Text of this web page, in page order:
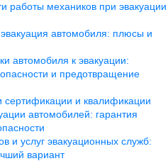
работы механиков при эвакуации
автомобиля: плюсы и
автомобиля к эвакуации:
и предотвращение
сертификации и квалификации
автомобилей: гарантия
и услуг эвакуационных служб:
вариант